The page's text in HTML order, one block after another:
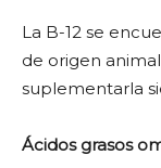
La B-12 se
de origen
suplementarla
Ácidos grasos